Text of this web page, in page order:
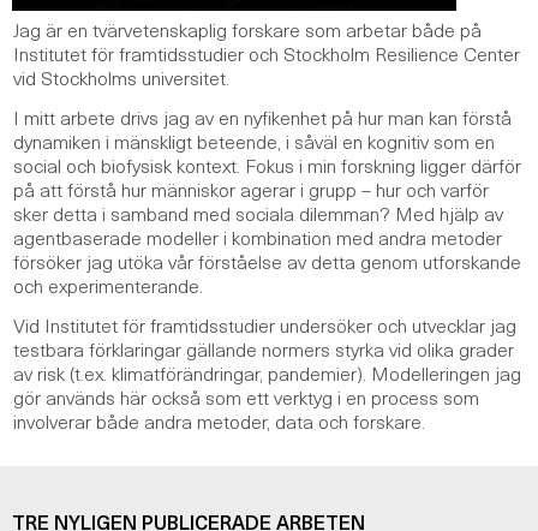
Jag är en tvärvetenskaplig forskare som arbetar både på
Institutet för framtidsstudier och Stockholm Resilience Center
vid Stockholms universitet.
I mitt arbete drivs jag av en nyfikenhet på hur man kan förstå
dynamiken i mänskligt beteende, i såväl en kognitiv som en
social och biofysisk kontext. Fokus i min forskning ligger därför
på att förstå hur människor agerar i grupp – hur och varför
sker detta i samband med sociala dilemman? Med hjälp av
agentbaserade modeller i kombination med andra metoder
försöker jag utöka vår förståelse av detta genom utforskande
och experimenterande.
Vid Institutet för framtidsstudier undersöker och utvecklar jag
testbara förklaringar gällande normers styrka vid olika grader
av risk (t.ex. klimatförändringar, pandemier). Modelleringen jag
gör används här också som ett verktyg i en process som
involverar både andra metoder, data och forskare.
TRE NYLIGEN PUBLICERADE ARBETEN